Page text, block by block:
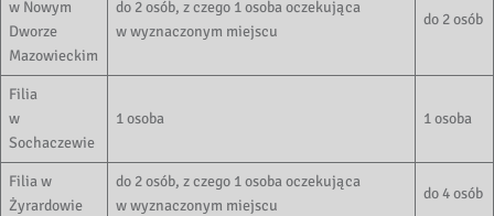
w Nowym
Dworze
Mazowieckim
do 2 osób, z czego 1 osoba oczekująca
w wyznaczonym miejscu
do 2 osób
Filia
w
Sochaczewie
1 osoba 1 osoba
Filia w
Żyrardowie
do 2 osób, z czego 1 osoba oczekująca
w wyznaczonym miejscu
do 4 osób